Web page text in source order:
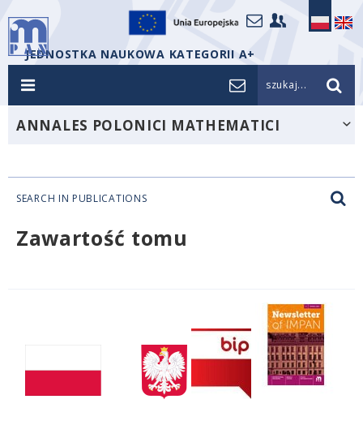
JEDNOSTKA NAUKOWA KATEGORII A+
szukaj...
ANNALES POLONICI MATHEMATICI
SEARCH IN PUBLICATIONS
Zawartość tomu